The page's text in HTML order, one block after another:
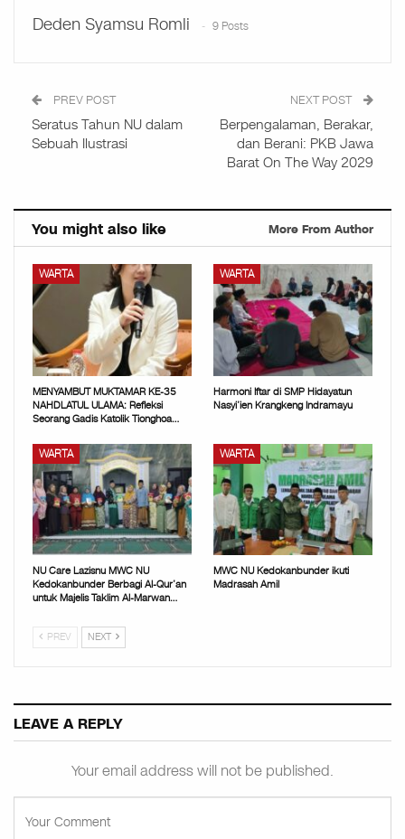
Deden Syamsu Romli 9 Posts
PREV POST
Seratus Tahun NU dalam
Sebuah Ilustrasi
NEXT POST
Berpengalaman, Berakar,
dan Berani: PKB Jawa
Barat On The Way 2029
You might also like More From Author
WARTA
MENYAMBUT MUKTAMAR KE-35
NAHDLATUL ULAMA: Refleksi
Seorang Gadis Katolik Tionghoa…
WARTA
Harmoni Iftar di SMP Hidayatun
Nasyi’ien Krangkeng Indramayu
WARTA
NU Care Lazisnu MWC NU
Kedokanbunder Berbagi Al-Qur’an
untuk Majelis Taklim Al-Marwan…
WARTA
MWC NU Kedokanbunder ikuti
Madrasah Amil
PREV NEXT
LEAVE A REPLY
Your email address will not be published.